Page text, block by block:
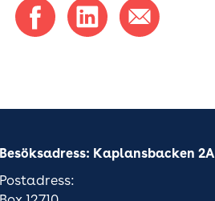
Besöksadress: Kaplansbacken 2A
Postadress: